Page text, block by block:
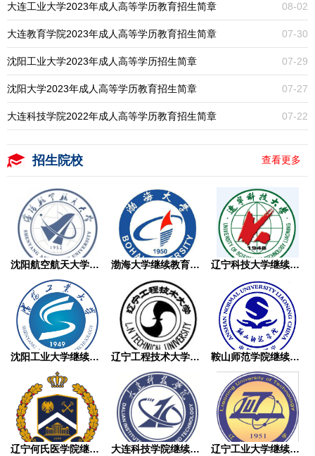
08-02
大连工业大学2023年成人高等学历教育招生简章
07-30
大连教育学院2023年成人高等学历教育招生简章
07-29
沈阳工业大学2023年成人高等学历招生简章
07-27
沈阳大学2023年成人高等学历教育招生简章
07-22
大连科技学院2022年成人高等学历教育招生简章
招生院校 查看更多
沈阳航空航天大学继续教育学院成人高考 渤海大学继续教育学院成人高考 辽宁科技大学继续教育学院成人高考
沈阳工业大学继续教育学院成人高考 辽宁工程技术大学继续教育学院成人高考 鞍山师范学院继续教育学院成人高考
辽宁何氏医学院继续教育学院成人高考 大连科技学院继续教育学院成人高考 辽宁工业大学继续教育学院成人高考